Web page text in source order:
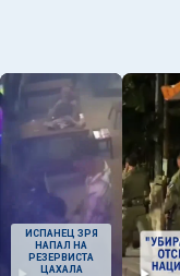
ИСПАНЕЦ ЗРЯ
НАПАЛ НА
РЕЗЕРВИСТА
ЦАХАЛА